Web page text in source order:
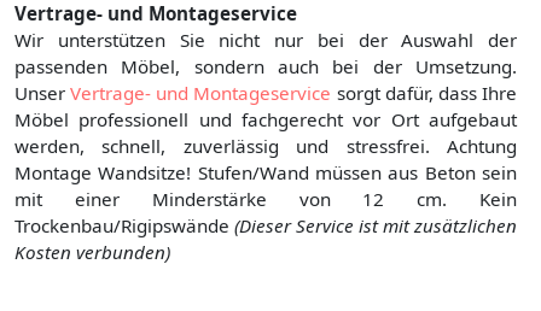
Vertrage- und Montageservice
Wir unterstützen Sie nicht nur bei der Auswahl der
passenden Möbel, sondern auch bei der Umsetzung.
UnserVertrage- und Montageservice sorgt dafür, dass Ihre
Möbel professionell und fachgerecht vor Ort aufgebaut
werden, schnell, zuverlässig und stressfrei. Achtung
Montage Wandsitze! Stufen/Wand müssen aus Beton sein
mit einer Minderstärke von 12 cm. Kein
Trockenbau/Rigipswände (Dieser Service ist mit zusätzlichen
Kosten verbunden)